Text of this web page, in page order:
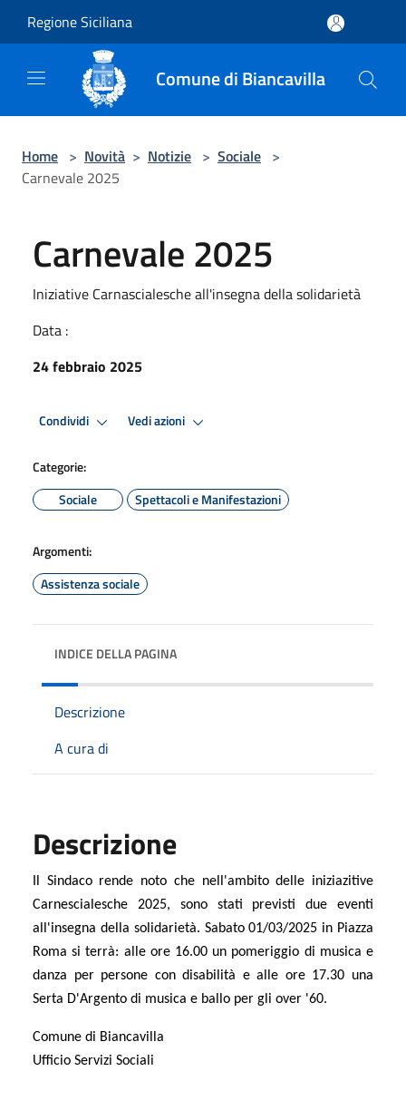
Regione Siciliana
Comune di Biancavilla
Home > Novità > Notizie > Sociale >
Carnevale 2025
Carnevale 2025
Iniziative Carnascialesche all'insegna della solidarietà
Data :
24 febbraio 2025
Condividi Vedi azioni
Categorie:
Sociale
Spettacoli e Manifestazioni
Argomenti:
Assistenza sociale
INDICE DELLA PAGINA
Descrizione
A cura di
Descrizione
Il Sindaco rende noto che nell'ambito delle iniziazitive
Carnescialesche 2025, sono stati previsti due eventi
all'insegna della solidarietà. Sabato 01/03/2025 in Piazza
Roma si terrà: alle ore 16.00 un pomeriggio di musica e
danza per persone con disabilità e alle ore 17.30 una
Serta D'Argento di musica e ballo per gli over '60.
Comune di Biancavilla
Ufficio Servizi Sociali